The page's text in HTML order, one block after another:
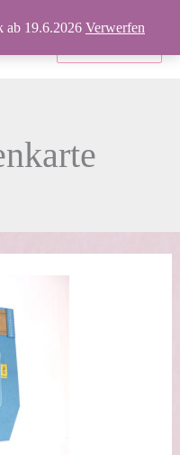
ab 19.6.2026 Verwerfen
Produkte